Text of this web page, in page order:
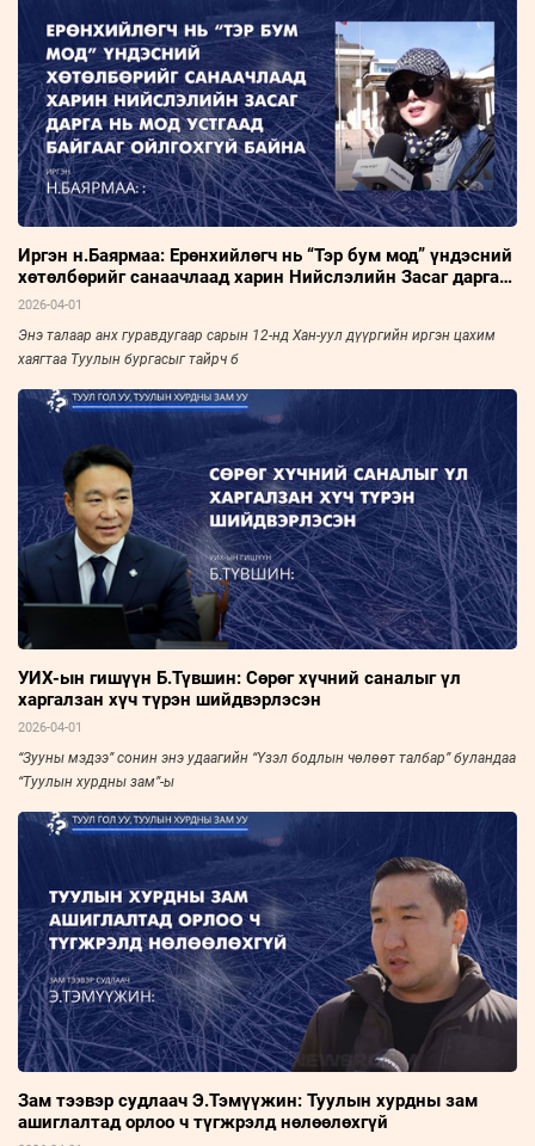
Иргэн н.Баярмаа: Ерөнхийлөгч нь “Тэр бум мод” үндэсний
хөтөлбөрийг санаачлаад харин Нийслэлийн Засаг дарга
нь мод устгаад байгааг ойлгохгүй байна
2026-04-01
Энэ талаар анх гуравдугаар сарын 12-нд Хан-уул дүүргийн иргэн цахим
хаягтаа Туулын бургасыг тайрч б
УИХ-ын гишүүн Б.Түвшин: Сөрөг хүчний саналыг үл
харгалзан хүч түрэн шийдвэрлэсэн
2026-04-01
“Зууны мэдээ” сонин энэ удаагийн “Үзэл бодлын чөлөөт талбар” буландаа
“Туулын хурдны зам”-ы
Зам тээвэр судлаач Э.Тэмүүжин: Туулын хурдны зам
ашиглалтад орлоо ч түгжрэлд нөлөөлөхгүй